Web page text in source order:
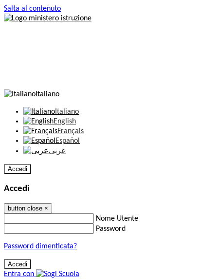
Salta al contenuto
Italiano
Italiano
English
Français
Español
عربى
Accedi
Accedi
button close ×
Nome Utente
Password
Password dimenticata?
Entra con